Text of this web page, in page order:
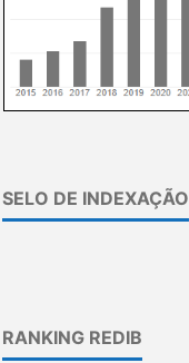
SELO DE INDEXAÇÃO
RANKING REDIB